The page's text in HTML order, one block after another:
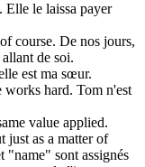
. Elle le laissa payer
course. De nos jours,
de soi.
est ma sœur.
works hard. Tom n'est
value applied.
just as a matter of
"name" sont assignés